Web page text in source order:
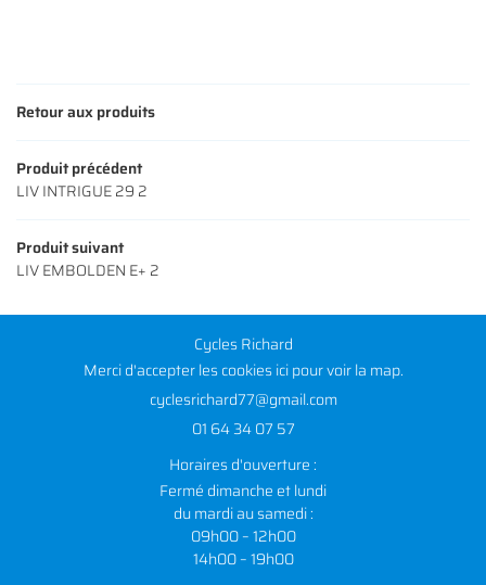
Retour aux produits
Produit précédent
LIV INTRIGUE 29 2
Produit suivant
LIV EMBOLDEN E+ 2
Cycles Richard
Merci d'accepter les cookiesicipour voir la map.
01 64 34 07 57
Horaires d'ouverture :
Fermé dimanche et lundi
du mardi au samedi :
09h00 – 12h00
14h00 – 19h00